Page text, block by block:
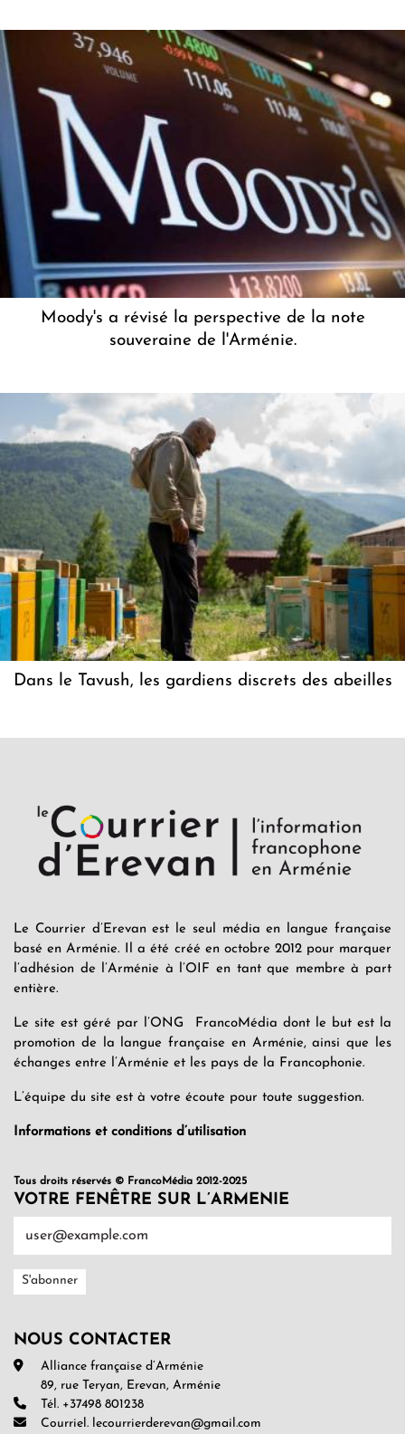
Moody's a révisé la perspective de la note
souveraine de l'Arménie.
Dans le Tavush, les gardiens discrets des abeilles
Le Courrier d’Erevan est le seul média en langue française
basé en Arménie. Il a été créé en octobre 2012 pour marquer
l’adhésion de l’Arménie à l’OIF en tant que membre à part
entière.
Le site est géré par l’ONG FrancoMédia dont le but est la
promotion de la langue française en Arménie, ainsi que les
échanges entre l’Arménie et les pays de la Francophonie.
L’équipe du site est à votre écoute pour toute suggestion.
Informations et conditions d’utilisation
Tous droits réservés © FrancoMédia 2012-2025
VOTRE FENÊTRE SUR L’ARMENIE
NOUS CONTACTER
Alliance française d’Arménie
89, rue Teryan, Erevan, Arménie
Tél. +37498 801238
Courriel. lecourrierderevan@gmail.com